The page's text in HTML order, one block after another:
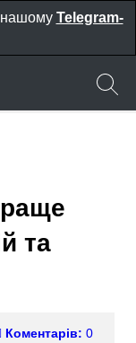
нашому Telegram-
та
Коментарів: 0